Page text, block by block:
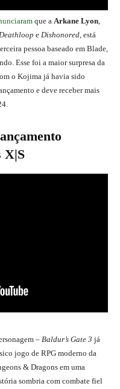
que a Arkane Lyon,
e Dishonored, está
pessoa baseado em Blade,
Esse foi a maior surpresa da
o Kojima já havia sido
e deve receber mais
X|S
– Baldur’s Gate 3 já
jogo de RPG moderno da
& Dragons em uma
sombria com combate fiel